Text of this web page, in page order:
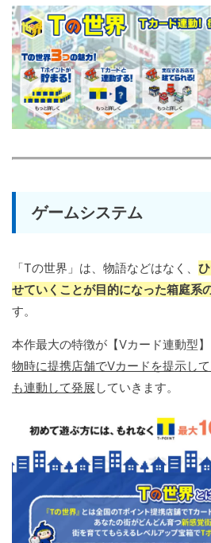
ゲームシステム
「Tの世界」は、物語などはなく、
せていくことが目的になった箱庭系
す。
本作最大の特徴が【Vカード連動型】
物時に提携店舗でVカードを提示し
も連動して発展 していきます。